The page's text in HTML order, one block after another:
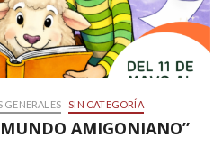
GENERALES SIN CATEGORÍA
AMIGONIANO”